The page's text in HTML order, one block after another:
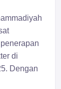
di
Dengan